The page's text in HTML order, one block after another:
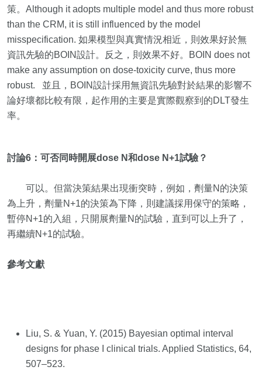
策。Although it adopts multiple model and thus more robust
than the CRM, it is still influenced by the model
misspecification. 如果模型與真實情況相近，則效果好於無
資訊先驗的BOIN設計。反之，則效果不好。BOIN does not
make any assumption on dose-toxicity curve, thus more
robust. 並且，BOIN設計採用無資訊先驗對於結果的影響不
論好壞都比較有限，起作用的主要是實際觀察到的DLT發生
率。
討論6：可否同時開展dose N和dose N+1試驗？
可以。但當決策結果出現衝突時，例如，劑量N的決策
為上升，劑量N+1的決策為下降，則建議採用保守的策略，
暫停N+1的入組，只開展劑量N的試驗，直到可以上升了，
再繼續N+1的試驗。
參考文獻
Liu, S. & Yuan, Y. (2015) Bayesian optimal interval
designs for phase I clinical trials. Applied Statistics, 64,
507–523.